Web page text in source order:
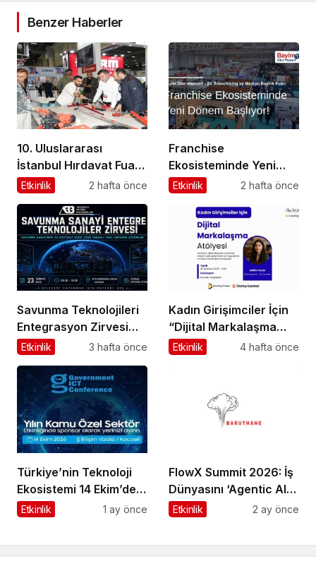
Benzer Haberler
10. Uluslararası
İstanbul Hırdavat Fuarı,
Küresel Ticaretin Yeni
Hazırlanıyor
Etkinlik 2 hafta önce
Franchise
Ekosisteminde Yeni
Dönem Başlıyor: Bayim
2026 İçin Geri Sayım!
Etkinlik 2 hafta önce
Savunma Teknolojileri
Entegrasyon Zirvesi
Ankara’da
Etkinlik 3 hafta önce
Kadın Girişimciler İçin
“Dijital Markalaşma
Atölyesi” Başlıyor
Etkinlik 4 hafta önce
Türkiye’nin Teknoloji
Ekosistemi 14 Ekim’de
Bilişim Vadisi’nde
Etkinlik 1 ay önce
FlowX Summit 2026: İş
Dünyasını ‘Agentic AI’
ve Otonom Yapay Zeka
Etkinlik 2 ay önce